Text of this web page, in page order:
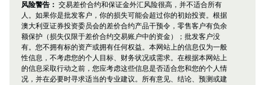
风险警告： 交易差价合约和保证金外汇风险很高，并不适合所有
人。如果你是批发客户，你的损失可能会超过你的初始投资。根据
澳大利亚证券投资委员会的差价合约产品干预令，零售客户有负余
额保护（损失仅限于差价合约交易账户中的资金）；批发客户没
有。您不拥有标的资产或拥有任何权益。本网站上的信息仅为一般
性信息，不考虑您的个人目标、财务状况或需求。在根据本网站上
的信息采取行动之前，您应考虑这些信息是否适合您和您的个人情
况，并在必要时寻求适当的专业建议。所有意见、结论、预测或建